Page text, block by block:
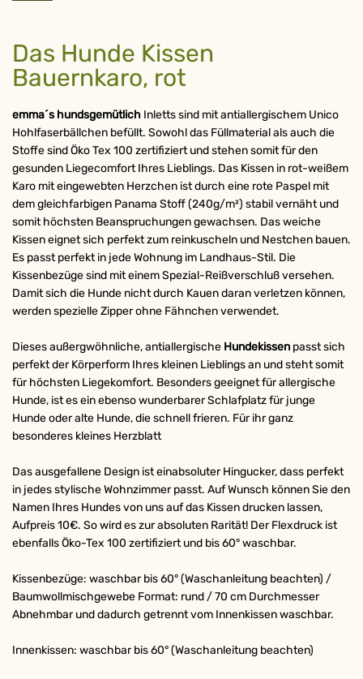
Das Hunde Kissen
Bauernkaro, rot
emma´s hundsgemütlich Inletts sind mit antiallergischem Unico
Hohlfaserbällchen befüllt. Sowohl das Füllmaterial als auch die
Stoffe sind Öko Tex 100 zertifiziert und stehen somit für den
gesunden Liegecomfort Ihres Lieblings. Das Kissen in rot-weißem
Karo mit eingewebten Herzchen ist durch eine rote Paspel mit
dem gleichfarbigen Panama Stoff (240g/m²) stabil vernäht und
somit höchsten Beanspruchungen gewachsen. Das weiche
Kissen eignet sich perfekt zum reinkuscheln und Nestchen bauen.
Es passt perfekt in jede Wohnung im Landhaus-Stil. Die
Kissenbezüge sind mit einem Spezial-Reißverschluß versehen.
Damit sich die Hunde nicht durch Kauen daran verletzen können,
werden spezielle Zipper ohne Fähnchen verwendet.
Dieses außergwöhnliche, antiallergische Hundekissen passt sich
perfekt der Körperform Ihres kleinen Lieblings an und steht somit
für höchsten Liegekomfort. Besonders geeignet für allergische
Hunde, ist es ein ebenso wunderbarer Schlafplatz für junge
Hunde oder alte Hunde, die schnell frieren. Für ihr ganz
besonderes kleines Herzblatt
Das ausgefallene Design ist einabsoluter Hingucker, dass perfekt
in jedes stylische Wohnzimmer passt. Auf Wunsch können Sie den
Namen Ihres Hundes von uns auf das Kissen drucken lassen,
Aufpreis 10€. So wird es zur absoluten Rarität! Der Flexdruck ist
ebenfalls Öko-Tex 100 zertifiziert und bis 60° waschbar.
Kissenbezüge: waschbar bis 60° (Waschanleitung beachten) /
Baumwollmischgewebe Format: rund / 70 cm Durchmesser
Abnehmbar und dadurch getrennt vom Innenkissen waschbar.
Innenkissen: waschbar bis 60° (Waschanleitung beachten)